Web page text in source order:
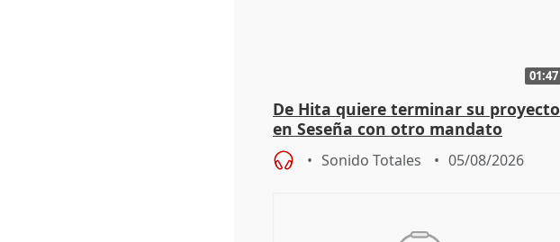
01:47
De Hita quiere terminar su proyecto
en Seseña con otro mandato
Sonido Totales 05/08/2026